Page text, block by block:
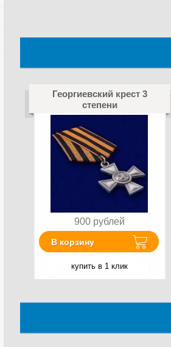
Георгиевский крест 3
степени
900 рублей
В корзину
купить в 1 клик